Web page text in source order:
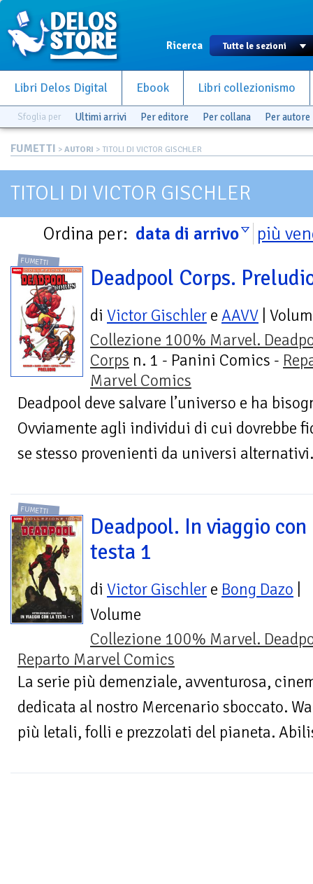
Ricerca
Libri Delos Digital Ebook Libri collezionismo
Sfoglia per Ultimi arrivi Per editore Per collana Per autore
FUMETTI > AUTORI > TITOLI DI VICTOR GISCHLER
TITOLI DI VICTOR GISCHLER
Ordina per: data di arrivo più
FUMETTI
Deadpool Corps.
di Victor Gischler e AAVV |
Collezione 100% Marvel.
Corps n. 1 - Panini Comics -
Marvel Comics
Deadpool deve salvare l’universo e ha
Ovviamente agli individui di cui dovrebbe
se stesso provenienti da universi
FUMETTI
Deadpool. In viaggio con
testa 1
di Victor Gischler e Bong Dazo
Volume
Collezione 100% Marvel.
Reparto Marvel Comics
La serie più demenziale, avventurosa,
dedicata al nostro Mercenario sboccato.
più letali, folli e prezzolati del pianeta.